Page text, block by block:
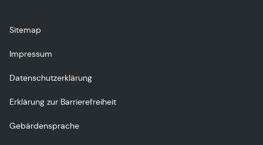
Sitemap
Impressum
Datenschutzerklärung
Erklärung zur Barrierefreiheit
Gebärdensprache